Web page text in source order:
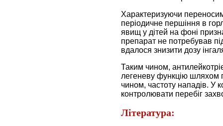
Характеризуючи
періодичне першіння в
явищ у дітей на фоні
препарат не потребував
вдалося знизити дозу
Таким чином,
легеневу функцію шляхом
чином, частоту нападів. У
контролювати перебіг
Література: